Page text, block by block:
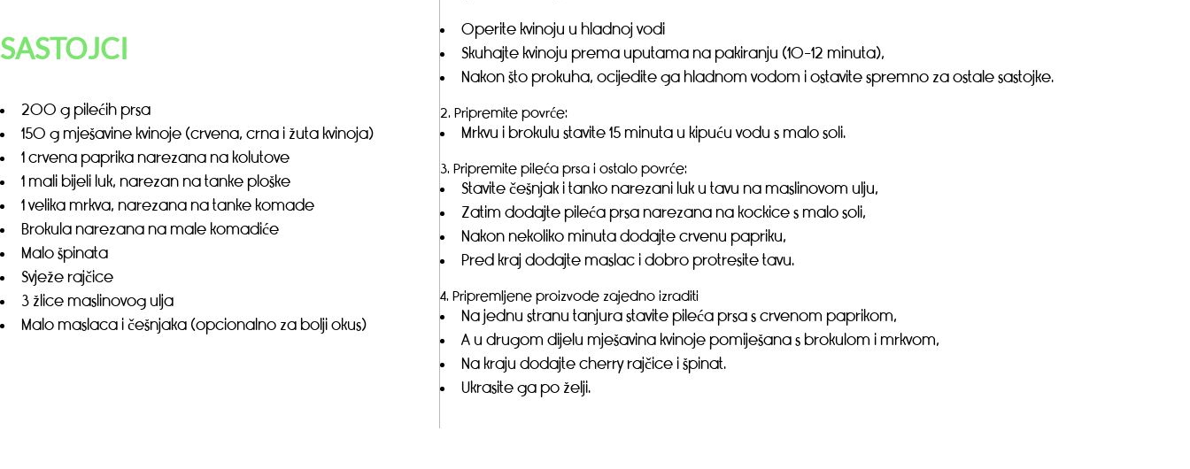
SASTOJCI
200 g pilećih prsa
150 g mješavine kvinoje (crvena, crna i žuta kvinoja)
1 crvena paprika narezana na kolutove
1 mali bijeli luk, narezan na tanke ploške
1 velika mrkva, narezana na tanke komade
Brokula narezana na male komadiće
Malo špinata
Svježe rajčice
3 žlice maslinovog ulja
Malo maslaca i češnjaka (opcionalno za bolji okus)
Operite kvinoju u hladnoj vodi
Skuhajte kvinoju prema uputama na pakiranju (10-12 minuta),
Nakon što prokuha, ocijedite ga hladnom vodom i ostavite spremno za ostale sastojke.
2. Pripremite povrće:
Mrkvu i brokulu stavite 15 minuta u kipuću vodu s malo soli.
3. Pripremite pileća prsa i ostalo povrće:
Stavite češnjak i tanko narezani luk u tavu na maslinovom ulju,
Zatim dodajte pileća prsa narezana na kockice s malo soli,
Nakon nekoliko minuta dodajte crvenu papriku,
Pred kraj dodajte maslac i dobro protresite tavu.
4. Pripremljene proizvode zajedno izraditi
Na jednu stranu tanjura stavite pileća prsa s crvenom paprikom,
A u drugom dijelu mješavina kvinoje pomiješana s brokulom i mrkvom,
Na kraju dodajte cherry rajčice i špinat.
Ukrasite ga po želji.